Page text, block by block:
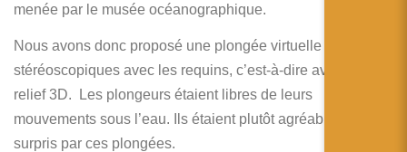
menée par le musée océanographique.
Nous avons donc proposé une plongée virtuelle en 3D
stéréoscopiques avec les requins, c’est-à-dire avec un vrai
relief 3D. Les plongeurs étaient libres de leurs
mouvements sous l’eau. Ils étaient plutôt agréablement
surpris par ces plongées.